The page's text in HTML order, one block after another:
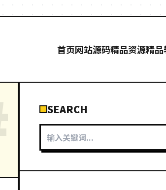
首页网站源码精品资源精
SEARCH